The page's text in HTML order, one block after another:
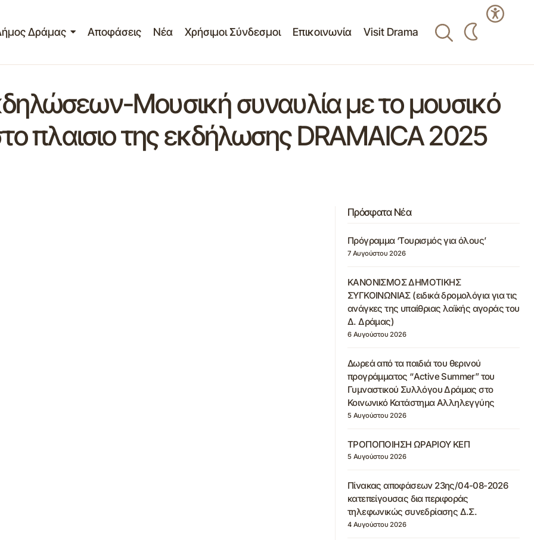
Δράμας Αποφάσεις Νέα Χρήσιμοι Σύνδεσμοι Επικοινωνία Visit Drama
Μουσική συναυλία με το μουσικό
πλαισιο της εκδήλωσης DRAMAICA 2025
Πρόσφατα Νέα
Πρόγραμμα ‘Τουρισμός για όλους’
7 Αυγούστου 2026
ΚΑΝΟΝΙΣΜΟΣ ΔΗΜΟΤΙΚΗΣ
ΣΥΓΚΟΙΝΩΝΙΑΣ (ειδικά δρομολόγια για τις
ανάγκες της υπαίθριας λαϊκής αγοράς του
Δ. Δράμας)
6 Αυγούστου 2026
Δωρεά από τα παιδιά του θερινού
προγράμματος “Active Summer” του
Γυμναστικού Συλλόγου Δράμας στο
Κοινωνικό Κατάστημα Αλληλεγγύης
5 Αυγούστου 2026
ΤΡΟΠΟΠΟΙΗΣΗ ΩΡΑΡΙΟΥ ΚΕΠ
5 Αυγούστου 2026
Πίνακας αποφάσεων 23ης/04-08-2026
κατεπείγουσας δια περιφοράς
τηλεφωνικώς συνεδρίασης Δ.Σ.
4 Αυγούστου 2026